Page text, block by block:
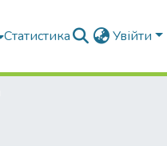
Статистика Увійти